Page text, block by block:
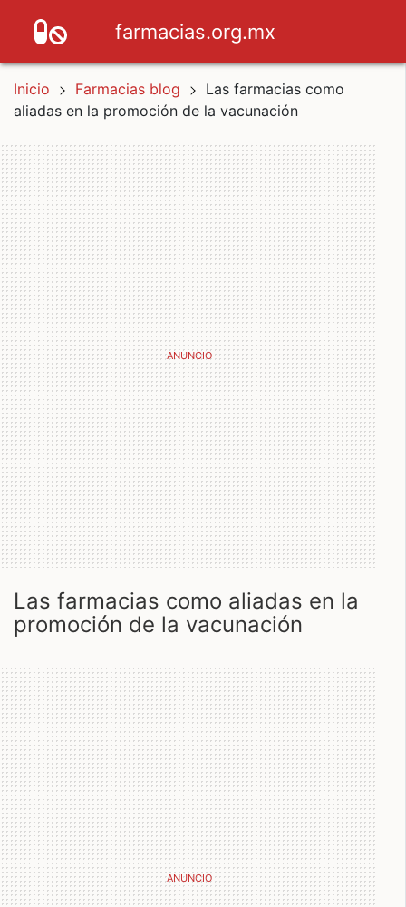
farmacias.org.mx
Inicio Farmacias blog
Las farmacias como
aliadas en la promoción de la vacunación
las farmacias como aliadas en la
promoción de la vacunación